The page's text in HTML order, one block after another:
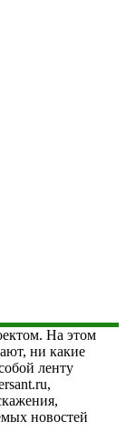
На этом
ни какие
ленту
новостей